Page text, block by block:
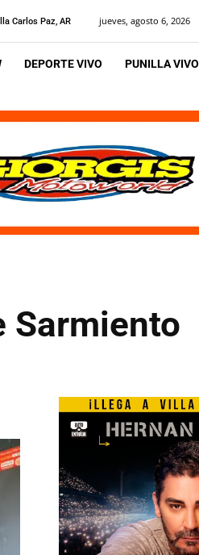
Carlos Paz, AR jueves, agosto 6, 2026
DEPORTE VIVO PUNILLA VIVO
Sarmiento